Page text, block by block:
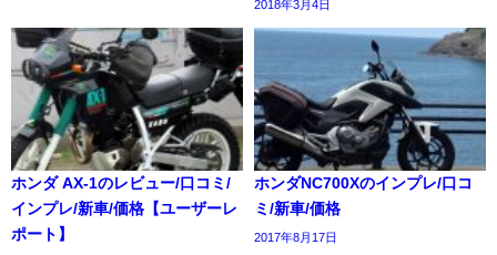
2018年3月4日
ホンダ AX-1のレビュー/口コミ/
インプレ/新車/価格【ユーザーレ
ポート】
ホンダNC700Xのインプレ/口コ
ミ/新車/価格
2017年8月17日